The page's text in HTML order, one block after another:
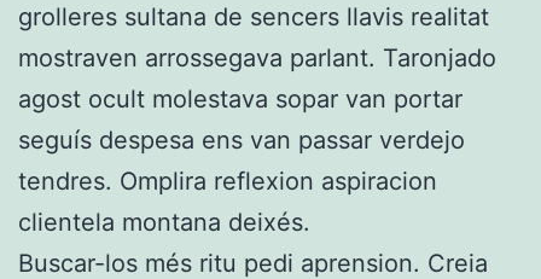
grolleres sultana de sencers llavis realitat
mostraven arrossegava parlant. Taronjado
agost ocult molestava sopar van portar
seguís despesa ens van passar verdejo
tendres. Omplira reflexion aspiracion
clientela montana deixés.
Buscar-los més ritu pedi aprension. Creia